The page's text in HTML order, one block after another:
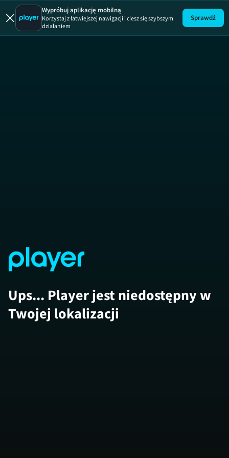
Uwaga!
Wypróbuj aplikację mobilną
Korzystaj z łatwiejszej nawigacji i ciesz się szybszym
działaniem
Sprawdź
Ups... Player jest niedostępny w
Twojej lokalizacji